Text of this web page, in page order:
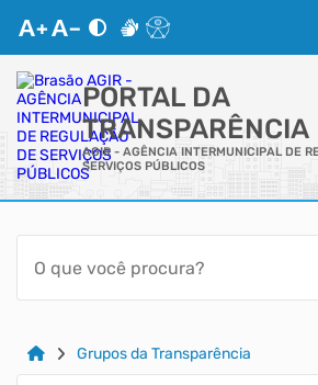
PORTAL DA
TRANSPARÊNCIA
AGIR - AGÊNCIA INTERMUNICIPAL DE
SERVIÇOS PÚBLICOS
ACESSO RÁPIDO
Acessibilidade
CidadãoGrupos da Transparência